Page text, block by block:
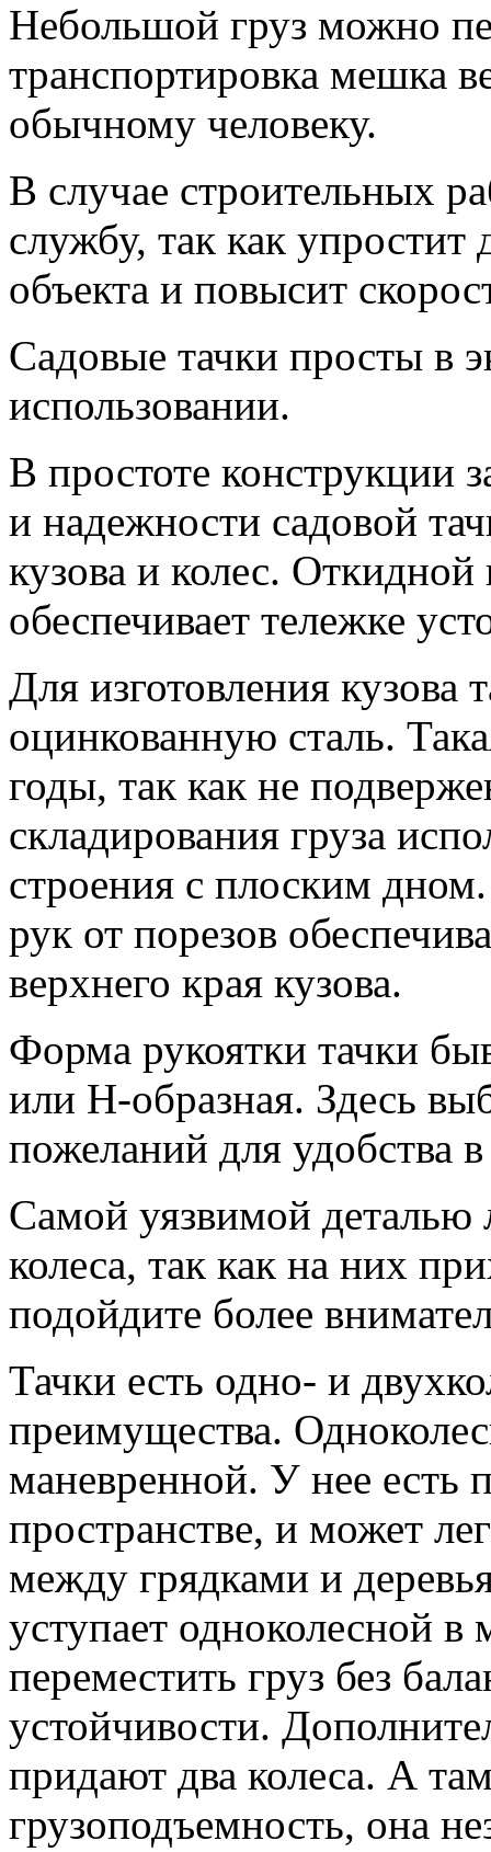
Небольшой груз можно
транспортировка мешка
обычному человеку.
В случае строительных
службу, так как упростит
объекта и повысит
Садовые тачки просты в
использовании.
В простоте конструкции
и надежности садовой
кузова и колес.
обеспечивает тележке
Для изготовления кузова
оцинкованную сталь.
годы, так как не
складирования груза
строения с плоским
рук от порезов
верхнего края кузова.
Форма рукоятки тачки
или Н-образная. Здесь
пожеланий для удобства
Самой уязвимой деталью
колеса, так как на них
подойдите более
Тачки есть одно- и
преимущества.
маневренной. У нее есть
пространстве, и может
между грядками и
уступает одноколесной
переместить груз без
устойчивости.
придают два колеса. А
грузоподъемность, она